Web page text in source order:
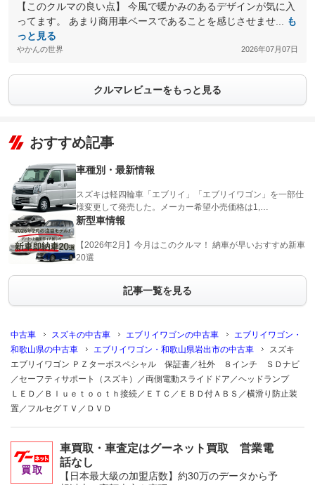
【このクルマの良い点】 今風で暖かみのあるデザインが気に入
ってます。 あまり商用車ベースであることを感じさせませ...
も
っと見る
やかんの世界 2026年07月07日
クルマレビューをもっと見る
おすすめ記事
車種別・最新情報
スズキは軽四輪車「エブリイ」「エブリイワゴン」を一部仕
様変更して発売した。メーカー希望小売価格は1,…
新型車情報
【2026年2月】今月はこのクルマ！ 納車が早いおすすめ新車
20選
記事一覧を見る
中古車 スズキの中古車 エブリイワゴンの中古車
エブリイワゴン・
和歌山県の中古車
エブリイワゴン・和歌山県岩出市の中古車
スズキ
エブリイワゴン ＰＺターボスペシャル 保証書／社外 ８インチ ＳＤナビ
／セーフティサポート（スズキ）／両側電動スライドドア／ヘッドランプ
ＬＥＤ／Ｂｌｕｅｔｏｏｔｈ接続／ＥＴＣ／ＥＢＤ付ＡＢＳ／横滑り防止装
置／フルセグＴＶ／ＤＶＤ
車買取・車査定はグーネット買取 営業電
話なし
【日本最大級の加盟店数】約30万のデータから予